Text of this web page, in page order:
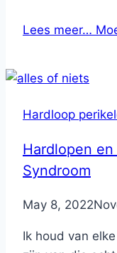
Lees meer…
Hardloop
Hardlopen
Syndroom
ByNicole
May 8, 2022
Ik houd van